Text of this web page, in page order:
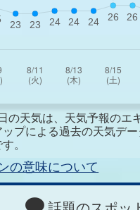
の天気は、天気予報のエ
ップによる過去の天気デ
。
の意味について